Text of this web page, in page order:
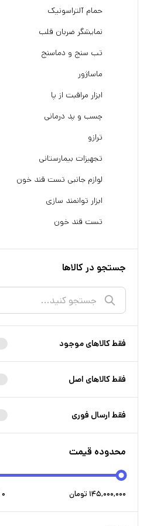
حمام آلتراسونیک
نمایشگر ضربان قلب
تب سنج و دماسنج
ماساژور
ابزار مراقبت از پا
چسب و پد درمانی
ترازو
تجهیزات بیمارستانی
لوازم جانبی تست قند خون
ابزار توانمند سازی
تست قند خون
جستجو در کالاها
فقط کالا‌های موجود
فقط کالا‌های اصل
فقط ارسال فوری
محدوده قیمت
۱۴۵,۰۰۰,۰۰۰ تومان ۰